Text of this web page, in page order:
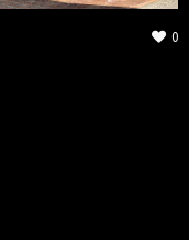
0